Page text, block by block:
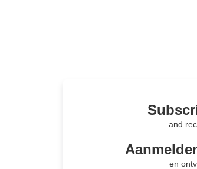
and
en